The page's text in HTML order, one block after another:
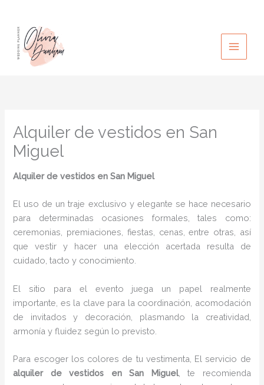
contenido
Alquiler de vestidos en San
Miguel
Alquiler de vestidos en San Miguel
El uso de un traje exclusivo y elegante se hace necesario
para determinadas ocasiones formales, tales como:
ceremonias, premiaciones, fiestas, cenas, entre otras, así
que vestir y hacer una elección acertada resulta de
cuidado, tacto y conocimiento.
El sitio para el evento juega un papel realmente
importante, es la clave para la coordinación, acomodación
de invitados y decoración, plasmando la creatividad,
armonía y fluidez según lo previsto.
Para escoger los colores de tu vestimenta, El servicio de
alquiler de vestidos en San Miguel, te recomienda